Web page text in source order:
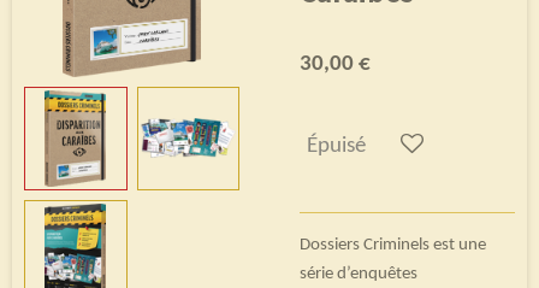
30,00 €
Épuisé
Dossiers Criminels est une
série d’enquêtes